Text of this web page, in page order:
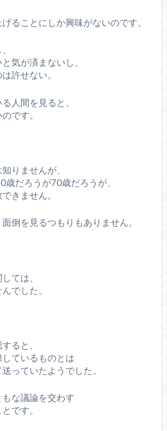
ることにしか興味がないのです。
気が済まないし、
許せない。
人間を見ると、
です。
りませんが、
だろうが70歳だろうが、
きません。
倒を見るつもりもありません。
ては、
でした。
ると、
ているものとは
っていたようでした。
な議論を交わす
です。